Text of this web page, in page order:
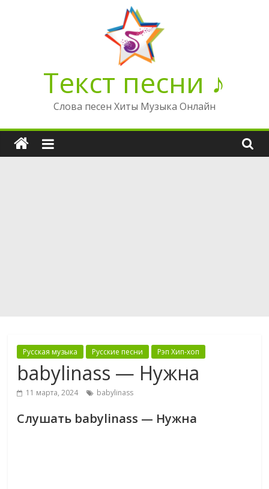
Текст песни ♪
Слова песен Хиты Музыка Онлайн
Русская музыка Русские песни Рэп Хип-хоп
babylinass — Нужна
11 марта, 2024 babylinass
Слушать babylinass — Нужна